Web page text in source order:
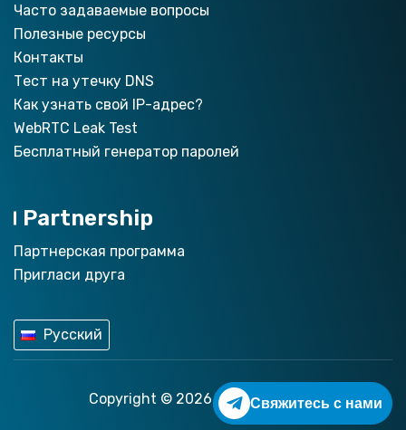
Часто задаваемые вопросы
Полезные ресурсы
Контакты
Тест на утечку DNS
Как узнать свой IP-адрес?
WebRTC Leak Test
Бесплатный генератор паролей
Partnership
Партнерская программа
Пригласи друга
Русский
Copyright © 2026ZoogVPN.com
Свяжитесь с нами